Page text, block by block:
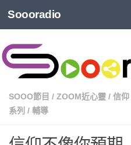
Soooradio
SOOO節目 / ZOOM近心靈 / 信仰
系列 / 輔導